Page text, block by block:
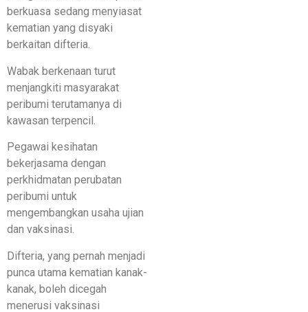
berkuasa sedang menyiasat
kematian yang disyaki
berkaitan difteria.
Wabak berkenaan turut
menjangkiti masyarakat
peribumi terutamanya di
kawasan terpencil.
Pegawai kesihatan
bekerjasama dengan
perkhidmatan perubatan
peribumi untuk
mengembangkan usaha ujian
dan vaksinasi.
Difteria, yang pernah menjadi
punca utama kematian kanak-
kanak, boleh dicegah
menerusi vaksinasi